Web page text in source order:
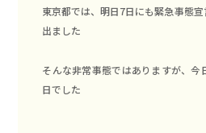
東京都では、明日7日にも緊急事態
出ました
そんな非常事態ではありますが、今
日でした